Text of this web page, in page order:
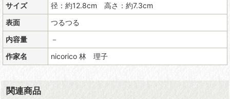
サイズ
径：約12.8cm 高さ：約7.3cm
表面
つるつる
内容量
－
作家名
nicorico 林 理子
関連商品